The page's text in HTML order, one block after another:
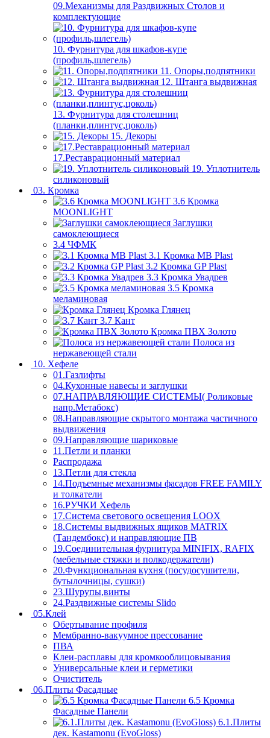
09.Механизмы для Раздвижных Столов и
комплектующие
10. Фурнитура для шкафов-купе
(профиль,шлегель)
11. Опоры,подпятники
12. Штанга выдвижная
13. Фурнитура для столешниц
(планки,плинтус,цоколь)
15. Декоры
17.Реставрационный материал
19. Уплотнитель
силиконовый
03. Кромка
3.6 Кромка
MOONLIGHT
Заглушки
самоклеющиеся
3.4 ЧФМК
3.1 Кромка MB Plast
3.2 Кромка GP Plast
3.3 Кромка Увадрев
3.5 Кромка
меламиновая
Кромка Глянец
3.7 Кант
Кромка ПВХ Золото
Полоса из
нержавеющей стали
10. Хефеле
01.Газлифты
04.Кухонные навесы и заглушки
07.НАПРАВЛЯЮЩИЕ СИСТЕМЫ( Роликовые
напр.Метабокс)
08.Направляющие скрытого монтажа частичного
выдвижения
09.Направляющие шариковые
11.Петли и планки
Распродажа
13.Петли для стекла
14.Подъемные механизмы фасадов FREE FAMILY
и толкатели
16.РУЧКИ Хефель
17.Система светового освещения LOOX
18.Системы выдвижных ящиков MATRIX
(Тандембокс) и направляющие ПВ
19.Соединительная фурнитура MINIFIX, RAFIX
(мебельные стяжки и полкодержатели)
20.Функциональная кухня (посудосушители,
бутылочницы, сушки)
23.Шурупы,винты
24.Раздвижные системы Slido
05.Клей
Обертывание профиля
Мембранно-вакуумное прессование
ПВА
Клеи-расплавы для кромкооблицовывания
Универсальные клеи и герметики
Очиститель
06.Плиты Фасадные
6.5 Кромка
Фасадные Панели
6.1.Плиты
дек. Kastamonu (EvoGloss)